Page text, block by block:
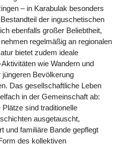
– in Karabulak besonders
der inguschetischen
ebenfalls großer Beliebtheit,
regelmäßig an regionalen
bietet zudem ideale
wie Wandern und
jüngeren Bevölkerung
Das gesellschaftliche Leben
in der Gemeinschaft ab:
sind traditionelle
ausgetauscht,
und familiäre Bande gepflegt
des kollektiven